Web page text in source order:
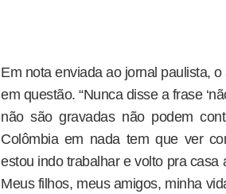
Em nota enviada ao jornal paulista,
em questão. “Nunca disse a frase
não são gravadas não podem
Colômbia em nada tem que ver
estou indo trabalhar e volto pra
Meus filhos, meus amigos, minha